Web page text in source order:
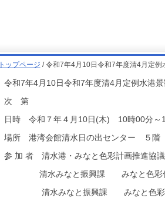
トップページ / 令和7年4月10日令和7年度清4月定例
令和7年4月10日令和7年度清4月定例水港
次 第
日時 令和７年４月10日(木) 10時00分～
場所 港湾会館清水日の出センター ５階
参 加 者 清水港・みなと色彩計画推進
清水みなと振興課 みなと色彩
清水みなと振興課 みなと色彩